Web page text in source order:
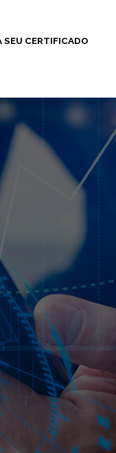
SEU CERTIFICADO